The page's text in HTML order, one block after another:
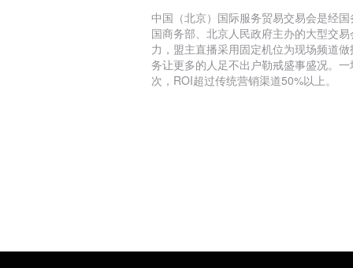
扫码观看
中国（北京）国际服务贸易交易会是经
国商务部、北京人民政府主办的大型交
力，盟主直播采用固定机位为现场频道
务让更多的人足不出户勒戒盛事盛况。
次，ROI超过传统营销渠道50%以上。